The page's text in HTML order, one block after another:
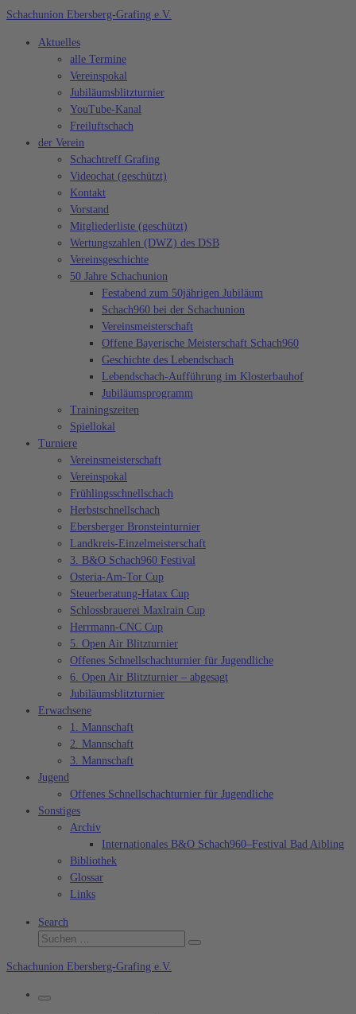
Zum
springen
Schachunion Ebersberg-Grafing e.V.
Aktuelles
alle Termine
Vereinspokal
Jubiläumsblitzturnier
YouTube-Kanal
Freiluftschach
der Verein
Schachtreff Grafing
Videochat (geschützt)
Kontakt
Vorstand
Mitgliederliste (geschützt)
Wertungszahlen (DWZ) des DSB
Vereinsgeschichte
50 Jahre Schachunion
Festabend zum 50jährigen Jubiläum
Schach960 bei der Schachunion
Vereinsmeisterschaft
Offene Bayerische Meisterschaft Schach960
Geschichte des Lebendschach
Lebendschach-Aufführung im Klosterbauhof
Jubiläumsprogramm
Trainingszeiten
Spiellokal
Turniere
Vereinsmeisterschaft
Vereinspokal
Frühlingsschnellschach
Herbstschnellschach
Ebersberger Bronsteinturnier
Landkreis-Einzelmeisterschaft
3. B&O Schach960 Festival
Osteria-Am-Tor Cup
Steuerberatung-Hatax Cup
Schlossbrauerei Maxlrain Cup
Herrmann-CNC Cup
5. Open Air Blitzturnier
Offenes Schnellschachturnier für Jugendliche
6. Open Air Blitzturnier – abgesagt
Jubiläumsblitzturnier
Erwachsene
1. Mannschaft
2. Mannschaft
3. Mannschaft
Jugend
Offenes Schnellschachturnier für Jugendliche
Sonstiges
Archiv
Internationales B&O Schach960–Festival Bad Aibling
Bibliothek
Glossar
Links
Search
Suche
Suchen …
Schachunion Ebersberg-Grafing e.V.
Menü